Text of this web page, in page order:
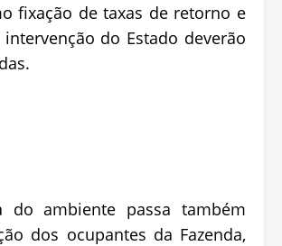
fixação de taxas de retorno e
intervenção do Estado deverão
do ambiente passa também
dos ocupantes da Fazenda,